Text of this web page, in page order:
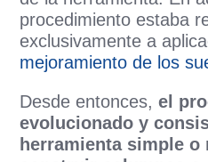
procedimiento estaba
exclusivamente a
mejoramiento de los
Desde entonces,el
evolucionado y
herramienta simple